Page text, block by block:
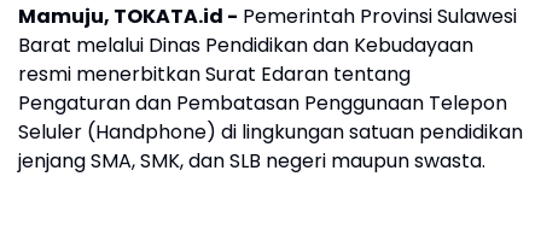
Mamuju, TOKATA.id - Pemerintah Provinsi Sulawesi
Barat melalui Dinas Pendidikan dan Kebudayaan
resmi menerbitkan Surat Edaran tentang
Pengaturan dan Pembatasan Penggunaan Telepon
Seluler (Handphone) di lingkungan satuan pendidikan
jenjang SMA, SMK, dan SLB negeri maupun swasta.